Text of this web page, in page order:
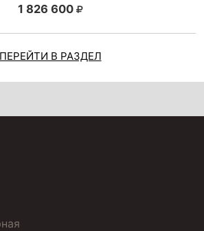
1 826 600
ПЕРЕЙТИ В РАЗДЕЛ